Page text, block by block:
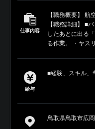
仕事内容
【職務概要】 航
【職務詳細】 ■
したあとに出る
る作業。 ・ヤス
給与
■経験、スキル、
鳥取県鳥取市広